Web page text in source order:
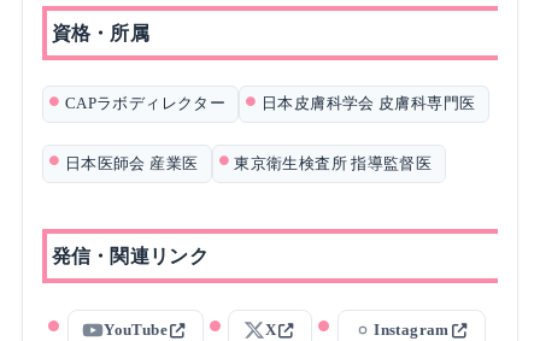
資格・所属
CAPラボディレクター 日本皮膚科学会 皮膚科専門医
日本医師会 産業医 東京衛生検査所 指導監督医
発信・関連リンク
YouTube X Instagram